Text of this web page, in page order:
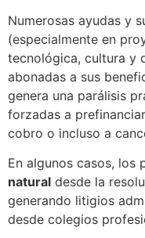
Numerosas ayudas y
(especialmente en
tecnológica, cultura y
abonadas a sus
genera una parálisis
forzadas a
cobro o incluso a
En algunos casos, los
natural desde la
generando litigios
desde colegios